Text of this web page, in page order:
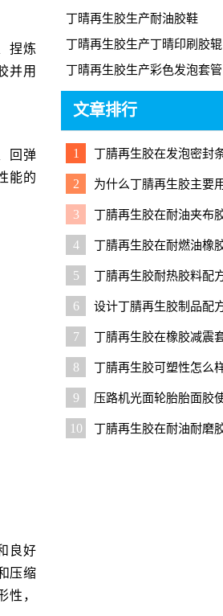
捏炼
并用
回弹
能的
良好
压缩
性，
丁晴再生胶生产耐油胶鞋
丁晴再生胶生产丁晴印刷胶辊
丁晴再生胶生产彩色发泡套管
文章排行
1 丁腈再生胶在发泡密封
2
为什么丁腈再生胶主要
油橡胶制品？
3
丁腈再生胶在耐油夹布
技巧
4
丁腈再生胶在耐燃油橡
用技巧
5 丁腈再生胶耐热胶料配
6
设计丁腈再生胶制品配
几个问题
7 丁腈再生胶在橡胶减震
8 丁腈再生胶可塑性怎么样
9
压路机光面轮胎胎面胶
胶的优势与技巧
10 丁腈再生胶在耐油耐磨